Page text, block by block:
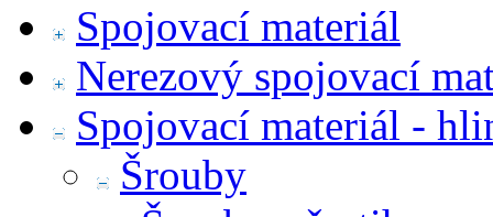
Spojovací materiál
Nerezový spojovací
Spojovací materiál -
Šrouby